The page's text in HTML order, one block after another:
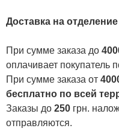
Доставка на
При сумме заказа до
оплачивает
При сумме заказа от
бесплатно по всей
Заказы до 250 грн.
отправляются.